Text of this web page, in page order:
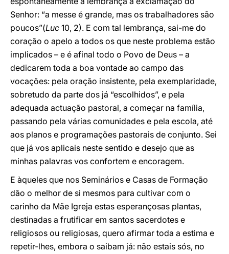
Senhor: “a messe é grande, mas os trabalhadores são
poucos”(Luc 10, 2). E com tal lembrança, sai-me do
coração o apelo a todos os que neste problema estão
implicados – e é afinal todo o Povo de Deus – a
dedicarem toda a boa vontade ao campo das
vocações: pela oração insistente, pela exemplaridade,
sobretudo da parte dos já “escolhidos”, e pela
adequada actuação pastoral, a começar na família,
passando pela várias comunidades e pela escola, até
aos planos e programações pastorais de conjunto. Sei
que já vos aplicais neste sentido e desejo que as
minhas palavras vos confortem e encoragem.
E àqueles que nos Seminários e Casas de Formação
dão o melhor de si mesmos para cultivar com o
carinho da Mãe Igreja estas esperançosas plantas,
destinadas a frutificar em santos sacerdotes e
religiosos ou religiosas, quero afirmar toda a estima e
repetir-lhes, embora o saibam já: não estais sós, no